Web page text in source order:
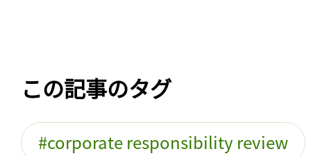
この記事のタグ
corporate responsibility review